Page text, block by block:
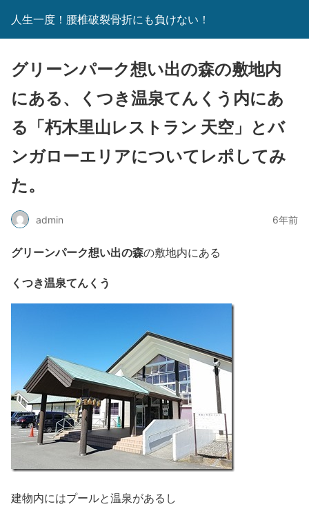
人生一度！腰椎破裂骨折にも負けない！
グリーンパーク想い出の森の敷地内
にある、くつき温泉てんくう内にあ
る「朽木里山レストラン 天空」とバ
ンガローエリアについてレポしてみ
た。
admin 6年前
グリーンパーク想い出の森の敷地内にある
くつき温泉てんくう
建物内にはプールと温泉があるし